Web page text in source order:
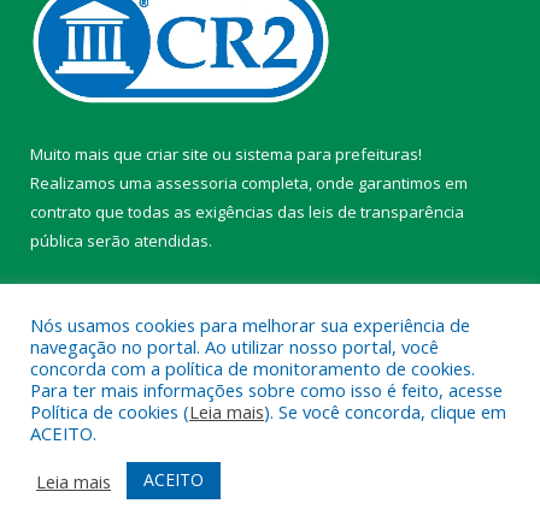
Muito mais que criar site ou sistema para prefeituras!
Realizamos uma assessoria completa, onde garantimos em
contrato que todas as exigências das leis de transparência
pública serão atendidas.
Todos os direitos reservados a Câmara Municipal de Belterra.
Mapa do Site
Acessar Área Administrativa
Acessar Webmail
Nós usamos cookies para melhorar sua experiência de
navegação no portal. Ao utilizar nosso portal, você
concorda com a política de monitoramento de cookies.
Para ter mais informações sobre como isso é feito, acesse
Política de cookies (Leia mais). Se você concorda, clique em
ACEITO.
Leia mais
ACEITO